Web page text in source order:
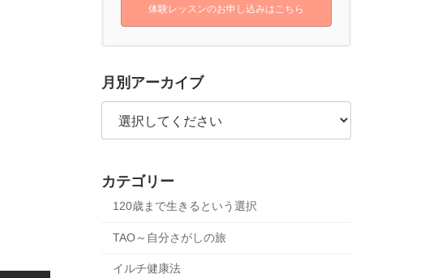
体験レッスンのお申し込みはこちら
月別アーカイブ
カテゴリー
120歳まで生きるという選択
TAO～自分さがしの旅
イルチ健康法